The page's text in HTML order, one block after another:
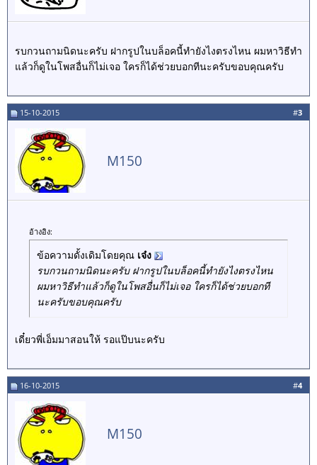
รบกวนถามนิดนะครับ ฝากรูปในบล็อคนี้ทำยังไงตรงไหน ผมหาวิธีทำ
แล้วก็ดูในโพสอื่นก็ไม่เจอ ใครก็ได้ช่วยบอกทีนะครับขอบคุณครับ
#3
15-10-2015
M150
อ้างอิง:
ข้อความดั้งเดิมโดยคุณ เจ๋ง
รบกวนถามนิดนะครับ ฝากรูปในบล็อคนี้ทำยังไงตรงไหน
ผมหาวิธีทำแล้วก็ดูในโพสอื่นก็ไม่เจอ ใครก็ได้ช่วยบอกที
นะครับขอบคุณครับ
เดี๋ยวพี่เอ็มมาสอนให้ รอแป๊บนะครับ
#4
16-10-2015
M150